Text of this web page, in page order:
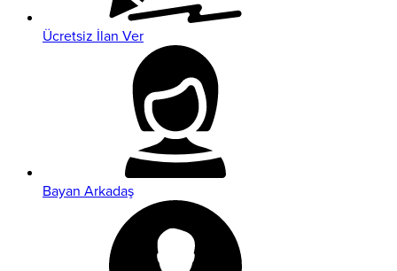
Ücretsiz İlan Ver
Bayan Arkadaş